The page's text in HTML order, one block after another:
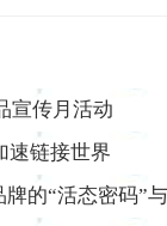
宣传月活动
速链接世界
的“活态密码”